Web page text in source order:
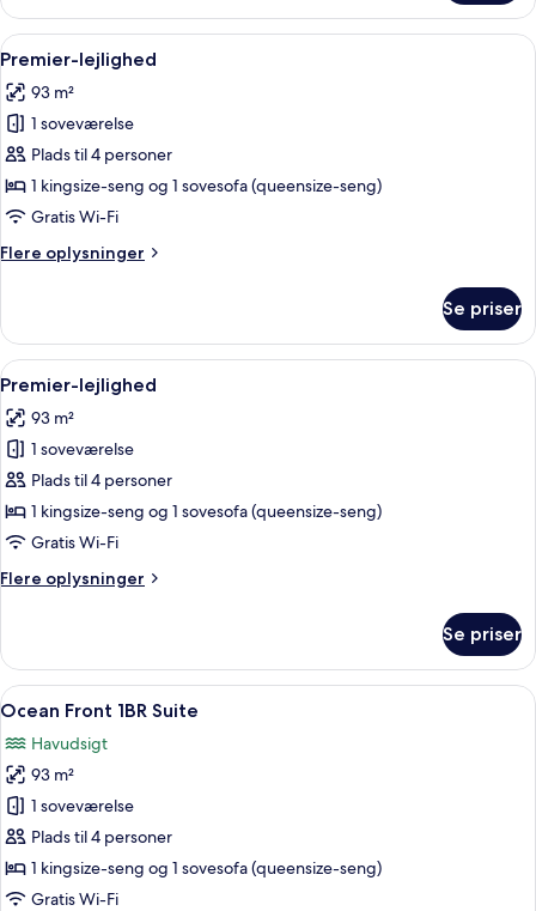
Bedroom
Suite
Indlæs
alle
billeder
af
Premier-
lejlighed
Et poolområde med liggestole og
15
Premier-lejlighed
93 m²
1 soveværelse
Plads til 4 personer
1 kingsize-seng og 1 sovesofa (queensize-seng)
Gratis Wi-Fi
Flere oplysninger
Flere
lejlighed
Se priser
Indlæs
alle
billeder
af
Premier-
lejlighed
Et hotel med swimmingpool omgivet
18
Premier-lejlighed
93 m²
1 soveværelse
Plads til 4 personer
1 kingsize-seng og 1 sovesofa (queensize-seng)
Gratis Wi-Fi
Flere oplysninger
Flere
lejlighed
Se priser
Indlæs
alle
billeder
af
Ocean
Front
1BR
Suite
Strandudsigt med en træbro, palmer
21
Ocean Front 1BR Suite
Havudsigt
93 m²
1 soveværelse
Plads til 4 personer
1 kingsize-seng og 1 sovesofa (queensize-seng)
Gratis Wi-Fi